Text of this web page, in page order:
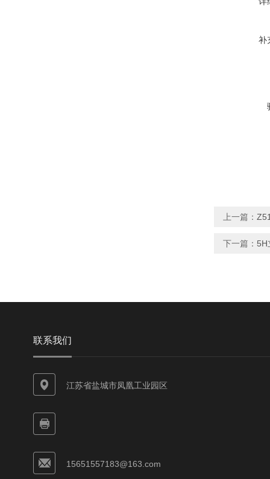
补
上一篇：
下一篇： 5H
联系我们
江苏省盐城市凤凰工业园区
15651557183@163.com